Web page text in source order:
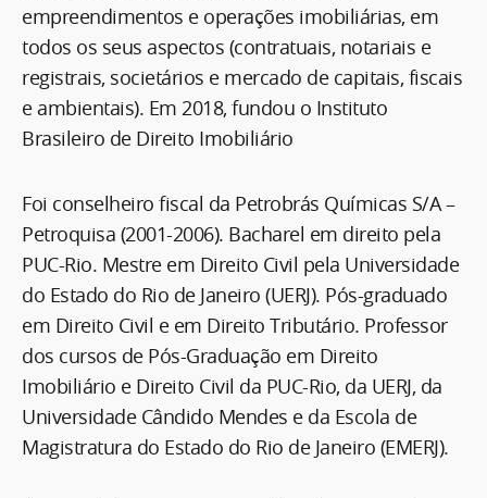
empreendimentos e operações imobiliárias, em
todos os seus aspectos (contratuais, notariais e
registrais, societários e mercado de capitais, fiscais
e ambientais). Em 2018, fundou o Instituto
Brasileiro de Direito Imobiliário
Foi conselheiro fiscal da Petrobrás Químicas S/A –
Petroquisa (2001-2006). Bacharel em direito pela
PUC-Rio. Mestre em Direito Civil pela Universidade
do Estado do Rio de Janeiro (UERJ). Pós-graduado
em Direito Civil e em Direito Tributário. Professor
dos cursos de Pós-Graduação em Direito
Imobiliário e Direito Civil da PUC-Rio, da UERJ, da
Universidade Cândido Mendes e da Escola de
Magistratura do Estado do Rio de Janeiro (EMERJ).